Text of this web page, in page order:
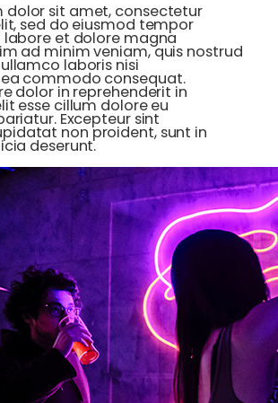
dolor sit amet, consectetur
sed do eiusmod tempor
et dolore magna
ad minim veniam, quis nostrud
laboris nisi
commodo consequat.
dolor in reprehenderit in
esse cillum dolore eu
Excepteur sint
non proident, sunt in
deserunt.